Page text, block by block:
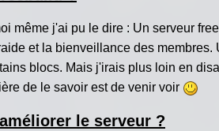
même j'ai pu le dire : Un serveur
et la bienveillance des
blocs. Mais j'irais plus loin en
de le savoir est de venir voir
le serveur ?